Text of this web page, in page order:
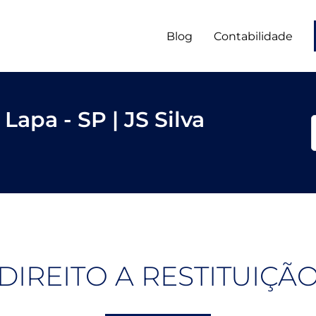
Blog Contabilidade
- SP | JS Silva
DIREITO A